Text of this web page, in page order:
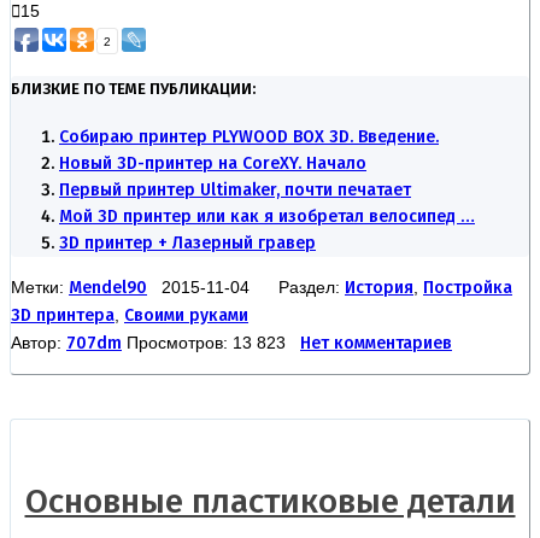
15
2
БЛИЗКИЕ ПО ТЕМЕ ПУБЛИКАЦИИ:
Собираю принтер PLYWOOD BOX 3D. Введение.
Новый 3D-принтер на CoreXY. Начало
Первый принтер Ultimaker, почти печатает
Мой 3D принтер или как я изобретал велосипед …
3D принтер + Лазерный гравер
Метки: Mendel90 2015-11-04 Раздел: История Постройка
3D принтера Своими руками
Автор: 707dm Просмотров: 13 823 Нет комментариев
Основные пластиковые детали